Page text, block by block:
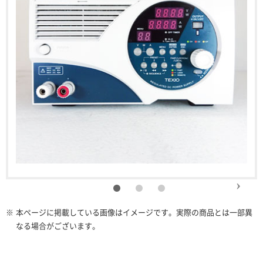
※ 本ページに掲載している画像はイメージです。実際の商品とは一部異
なる場合がございます。